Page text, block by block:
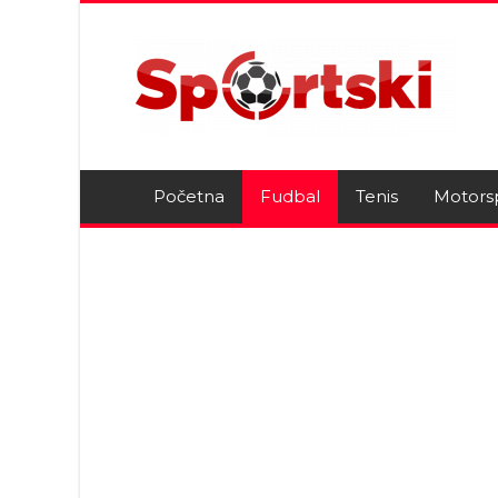
Početna Fudbal Tenis